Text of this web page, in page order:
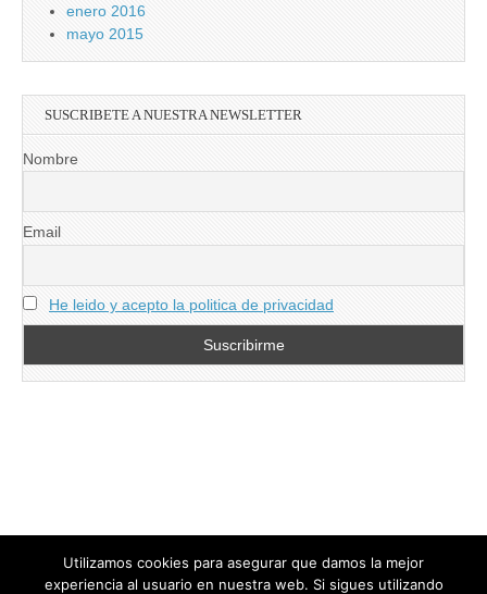
enero 2016
mayo 2015
SUSCRIBETE A NUESTRA NEWSLETTER
Nombre
Email
He leido y acepto la politica de privacidad
Utilizamos cookies para asegurar que damos la mejor
experiencia al usuario en nuestra web. Si sigues utilizando